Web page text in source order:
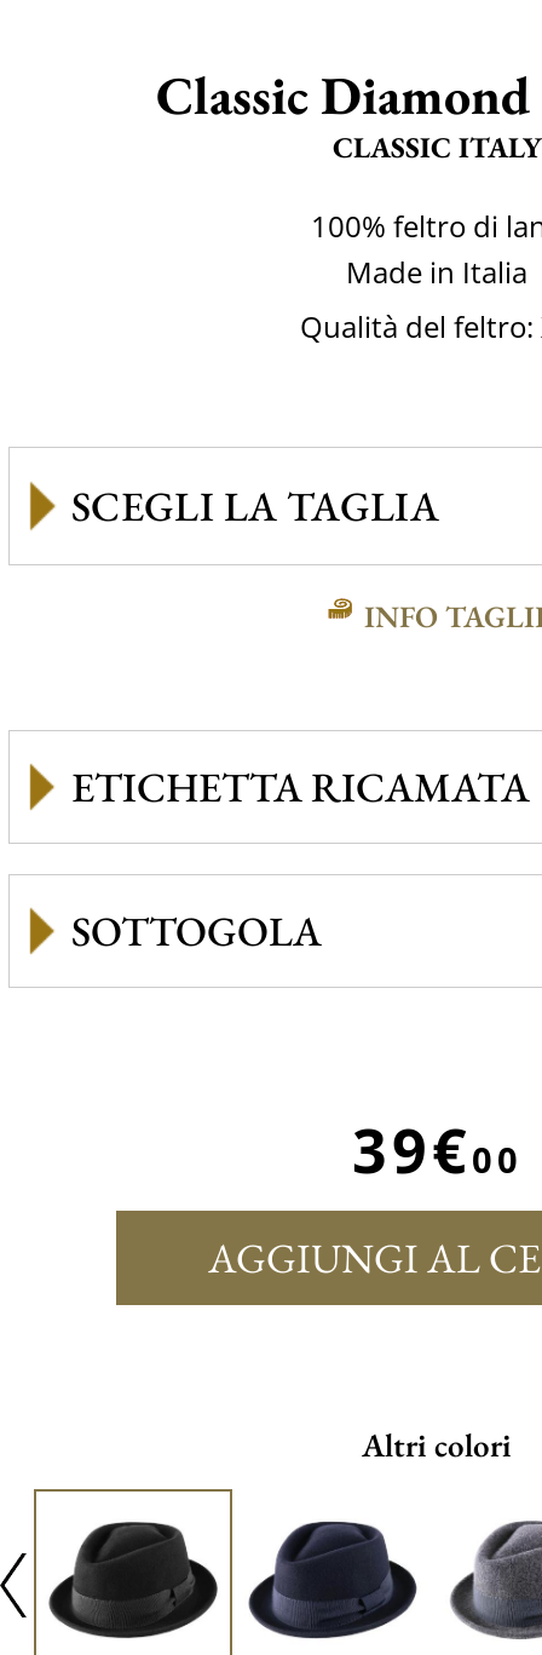
Classic
CLASSIC ITALY
100% feltro di
Made in Italia
Qualità del feltro:
INFO
ETICHETTA RICAMATA
SOTTOGOLA
39€00
AGGIUNGI AL
Altri colori